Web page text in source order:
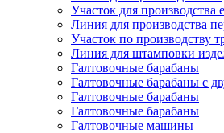
Участок для производства
Линия для производства
Участок по производству
Линия для штамповки
Галтовочные барабаны
Галтовочные барабаны с
Галтовочные барабаны
Галтовочные барабаны
Галтовочные машины